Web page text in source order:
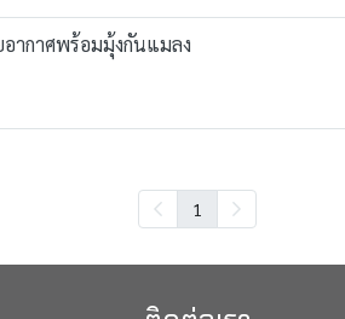
ากาศพร้อมมุ้งกันแมลง
1